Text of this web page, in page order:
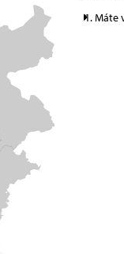
Máte